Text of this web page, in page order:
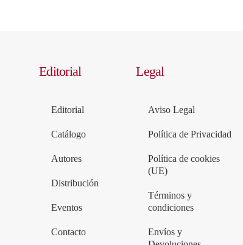
Editorial
Editorial
Catálogo
Autores
Distribución
Eventos
Contacto
Legal
Aviso Legal
Política de Privacidad
Política de cookies
(UE)
Términos y
condiciones
Envíos y